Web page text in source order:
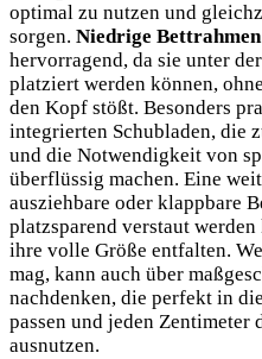
optimal zu nutzen und
sorgen. Niedrige Bettrahmen
hervorragend, da sie unter
platziert werden können,
den Kopf stößt. Besonders
integrierten Schubladen, die
und die Notwendigkeit von
überflüssig machen. Eine
ausziehbare oder klappbare
platzsparend verstaut
ihre volle Größe entfalten.
mag, kann auch über
nachdenken, die perfekt in
passen und jeden Zentimeter
ausnutzen.